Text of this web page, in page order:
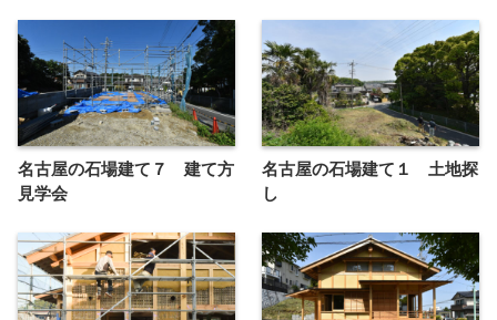
名古屋の石場建て７ 建て方
見学会
名古屋の石場建て１ 土地探
し